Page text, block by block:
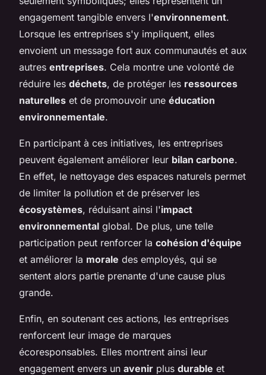
engagement tangible envers l'environnement.
Lorsque les entreprises s'y impliquent, elles
envoient un message fort aux communautés et aux
autres entreprises. Cela montre une volonté de
réduire les déchets, de protéger les ressources
naturelles et de promouvoir une éducation
environnementale.
En participant à ces initiatives, les entreprises
peuvent également améliorer leur bilan carbone.
En effet, le nettoyage des espaces naturels permet
de limiter la pollution et de préserver les
écosystèmes, réduisant ainsi l'impact
environnemental global. De plus, une telle
participation peut renforcer la cohésion d'équipe
et améliorer la morale des employés, qui se
sentent alors partie prenante d'une cause plus
grande.
Enfin, en soutenant ces actions, les entreprises
renforcent leur image de marques
écoresponsables. Elles montrent ainsi leur
engagement envers un avenir plus durable et